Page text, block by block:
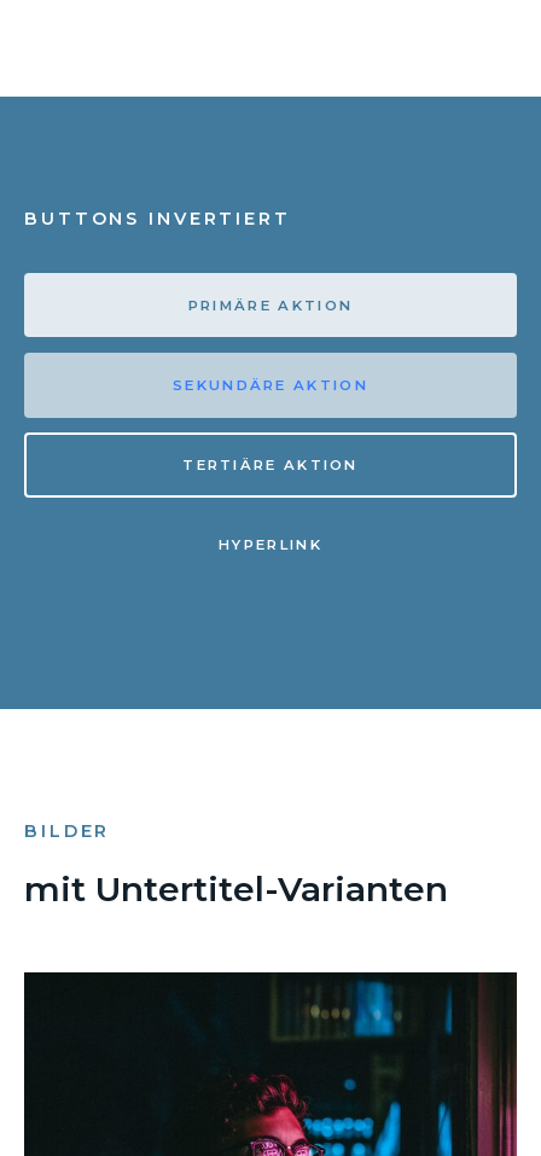
BUTTONS INVERTIERT
PRIMÄRE AKTION
SEKUNDÄRE AKTION
TERTIÄRE AKTION
HYPERLINK
BILDER
mit Untertitel-Varianten